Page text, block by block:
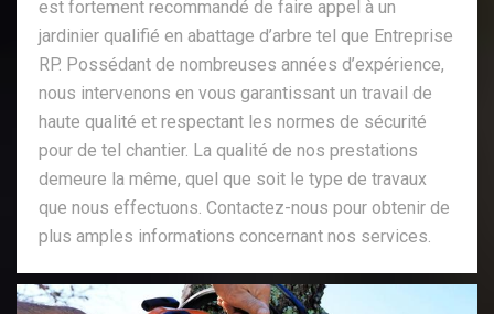
est fortement recommandé de faire appel à un
jardinier qualifié en abattage d’arbre tel que Entreprise
RP. Possédant de nombreuses années d’expérience,
nous intervenons en vous garantissant un travail de
haute qualité et respectant les normes de sécurité
pour de tel chantier. La qualité de nos prestations
demeure la même, quel que soit le type de travaux
que nous effectuons. Contactez-nous pour obtenir de
plus amples informations concernant nos services.